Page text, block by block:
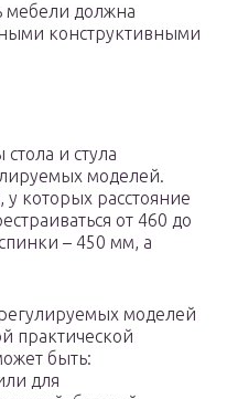
мебели должна
конструктивными
и стула
моделей.
которых расстояние
от 460 до
– 450 мм, а
моделей
практической
быть:
для